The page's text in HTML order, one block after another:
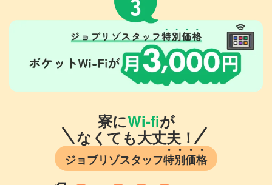
寮にWi-fiが
なくても大丈夫！
ジョブリゾスタッフ特別価格